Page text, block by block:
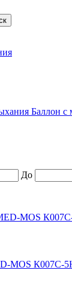
Баллон с
До
MOS К007С-